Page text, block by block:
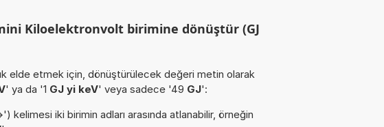
Kiloelektronvolt birimine dönüştür (GJ
elde etmek için, dönüştürülecek değeri metin olarak
' ya da '1 GJ yi keV' veya sadece '49 GJ':
iki birimin adları arasında atlanabilir, örneğin